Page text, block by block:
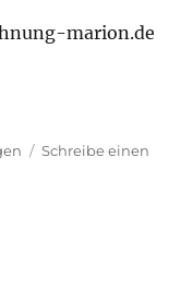
marion.de
Schreibe einen